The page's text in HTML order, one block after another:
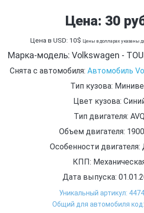
Цена: 30
Цена в USD: 10$ Цены в долларах указаны
Марка-модель: Volkswagen -
Снята с автомобиля: Автомобиль
Тип кузова:
Цвет кузова:
Тип двигателя:
Объем двигателя: 1900
Особенности двигателя:
КПП:
Дата выпуска:
Уникальный артикул:
Общий для автомобиля